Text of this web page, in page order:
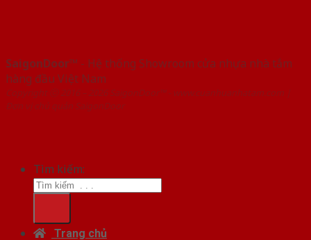
SaigonDoor™ - Hệ thống Showroom cửa nhựa nhà tắm
hàng đầu Việt Nam
Copyright ⓒ 2016 – 2026 SaigonDoor™ - www.cuanhuanhatam.com |
Đơn vị chủ quản SaigonDoor
Tìm kiếm:
Trang chủ